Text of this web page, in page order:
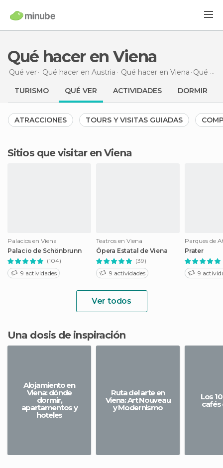
Qué hacer en Viena
Qué ver Qué hacer en Austria Qué hacer en Viena Qué hacer
TURISMO QUÉ VER ACTIVIDADES DORMIR
ATRACCIONES TOURS Y VISITAS GUIADAS
Sitios que visitar en Viena
Palacios en Viena
Palacio de Schönbrunn
(104)
9 actividades
Teatros en Viena
Ópera Estatal de Viena
(39)
9 actividades
Prater
9
Ver todos
Una dosis de inspiración
Alojamiento en
Viena: dónde
dormir,
apartamentos y
hoteles
Ruta del arte en
Viena: Art Nouveau
y Modernismo
Los
cafés